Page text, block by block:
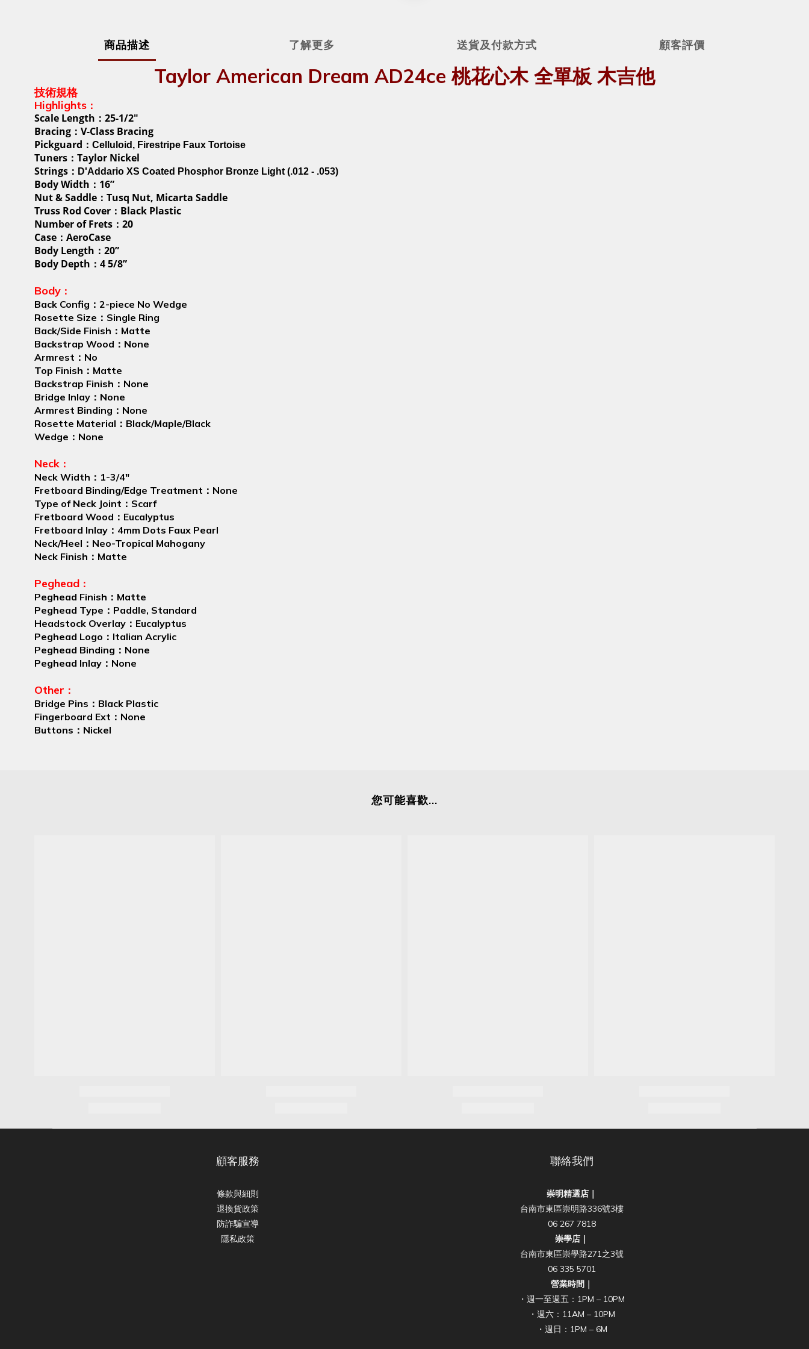
商品描述 了解更多 送貨及付款方式 顧客評價
Taylor American Dream AD24ce 桃花心木 全單板 木吉他
技術規格
Highlights ：
Scale Length ： 25-1/2"
Bracing ： V-Class Bracing
Pickguard ： Celluloid, Firestripe Faux Tortoise
Tuners ： Taylor Nickel
Strings ： D'Addario XS Coated Phosphor Bronze Light (.012 - .053)
Body Width ： 16”
Nut & Saddle ： Tusq Nut, Micarta Saddle
Truss Rod Cover ： Black Plastic
Number of Frets ： 20
Case ： AeroCase
Body Length ： 20”
Body Depth ： 4 5/8”
Body ：
Back Config ： 2-piece No Wedge
Rosette Size ： Single Ring
Back/Side Finish ： Matte
Backstrap Wood ： None
Armrest ： No
Top Finish ： Matte
Backstrap Finish ： None
Bridge Inlay ： None
Armrest Binding ： None
Rosette Material ： Black/Maple/Black
Wedge ： None
Neck ：
Neck Width ： 1-3/4"
Fretboard Binding/Edge Treatment ： None
Type of Neck Joint ： Scarf
Fretboard Wood ： Eucalyptus
Fretboard Inlay ： 4mm Dots Faux Pearl
Neck/Heel ： Neo-Tropical Mahogany
Neck Finish ： Matte
Peghead ：
Peghead Finish ： Matte
Peghead Type ： Paddle, Standard
Headstock Overlay ： Eucalyptus
Peghead Logo ： Italian Acrylic
Peghead Binding ： None
Peghead Inlay ： None
Other ：
Bridge Pins ： Black Plastic
Fingerboard Ext ： None
Buttons ： Nickel
您可能喜歡...
顧客服務
條款與細則
退換貨政策
防詐騙宣導
隱私政策
聯絡我們
崇明精選店｜
台南市東區崇明路336號3樓
06 267 7818
崇學店｜
台南市東區崇學路271之3號
06 335 5701
營業時間｜
・週一至週五：1PM – 10PM
・週六：11AM – 10PM
・週日：1PM – 6M